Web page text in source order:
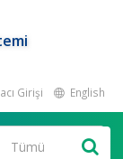
Girişi English